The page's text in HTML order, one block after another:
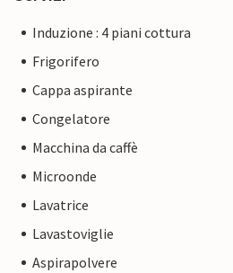
Induzione : 4 piani cottura
Frigorifero
Cappa aspirante
Congelatore
Macchina da caffè
Microonde
Lavatrice
Lavastoviglie
Aspirapolvere